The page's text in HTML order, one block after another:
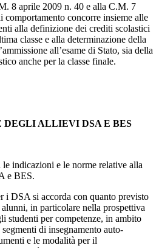
8 aprile 2009 n. 40 e alla C.M. 7
concorre insieme alle
alla definizione dei crediti scolastici
classe e alla determinazione della
all’esame di Stato, sia della
anche per la classe finale.
DEGLI ALLIEVI DSA E BES
le indicazioni e le norme relative alla
e BES.
i DSA si accorda con quanto previsto
in particolare nella prospettiva
studenti per competenze, in ambito
di insegnamento auto-
e le modalità per il